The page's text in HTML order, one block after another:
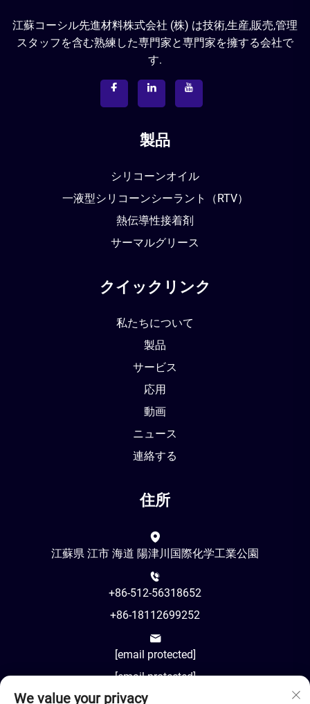
江蘇コーシル先進材料株式会社 (株) は技術,生産,販売,管理
スタッフを含む熟練した専門家と専門家を擁する会社で
す.
製品
シリコーンオイル
一液型シリコーンシーラント（RTV）
熱伝導性接着剤
サーマルグリース
クイックリンク
私たちについて
製品
サービス
応用
動画
ニュース
連絡する
住所
江蘇県 江市 海道 陽津川国際化学工業公園
+86-512-56318652
+86-18112699252
[email protected]
[email protected]
We value your privacy